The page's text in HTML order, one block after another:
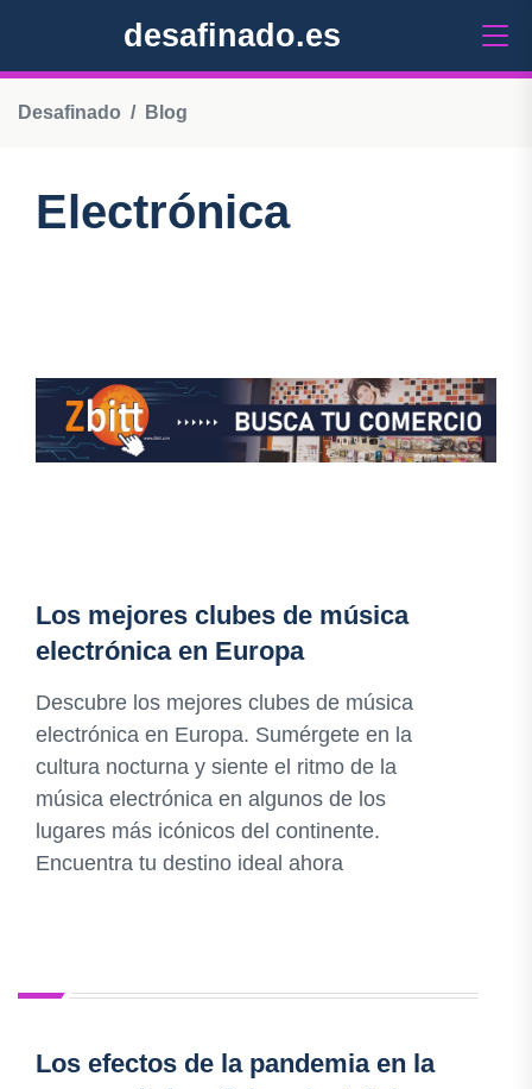
desafinado.es
Desafinado Blog
Electrónica
Los mejores clubes de música
electrónica en Europa
Descubre los mejores clubes de música
electrónica en Europa. Sumérgete en la
cultura nocturna y siente el ritmo de la
música electrónica en algunos de los
lugares más icónicos del continente.
Encuentra tu destino ideal ahora
Los efectos de la pandemia en la